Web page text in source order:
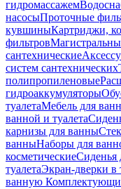
гидромассажем
насосыПроточные
кувшиныКартриджи,
фильтров
сантехнические
систем сантехнических
полипропиленовые
гидроаккумуляторы
туалетаМебель для
ванной и туалета
карнизы для ванны
ванныНаборы для
косметическиеСиденья
туалетаЭкран-дверки в
ванную